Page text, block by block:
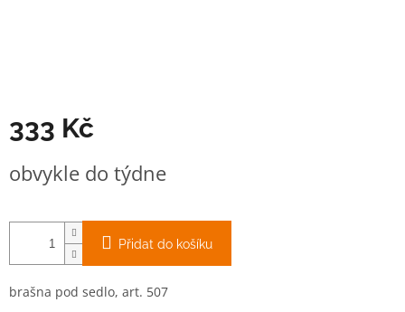
333 Kč
cena:
obvykle do týdne
Přidat do košíku
brašna pod sedlo, art. 507